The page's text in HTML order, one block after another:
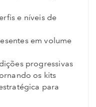
e níveis de
em volume
progressivas
os kits
para